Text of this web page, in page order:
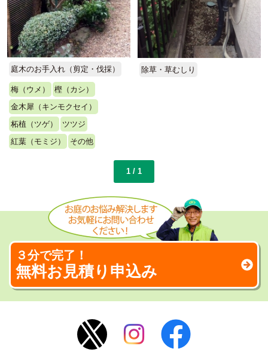
庭木のお手入れ（剪定・伐採）
梅（ウメ）
樫（カシ）
金木犀（キンモクセイ）
柘植（ツゲ）
ツツジ
紅葉（モミジ）
その他
除草・草むしり
1 / 1
３分で完了！
無料お見積り申込み